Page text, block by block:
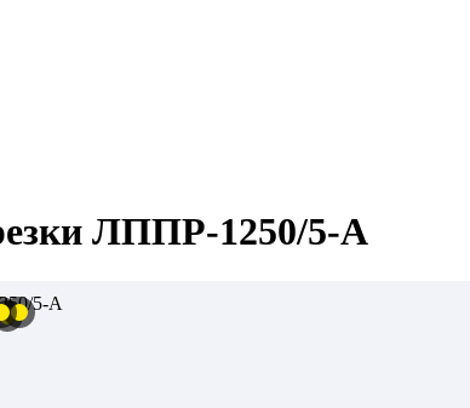
ЛППР-1250/5-А